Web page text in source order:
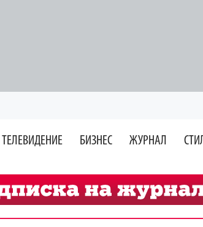
ТЕЛЕВИДЕНИЕ БИЗНЕС ЖУРНАЛ